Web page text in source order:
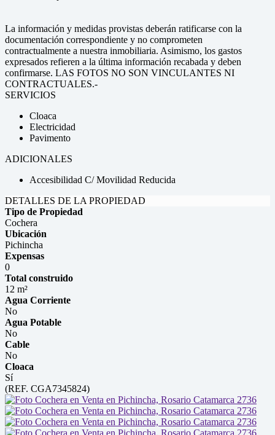
La información y medidas provistas deberán ratificarse con la
documentación correspondiente y no comprometen
contractualmente a nuestra inmobiliaria. Asimismo, los gastos
expresados refieren a la última información recabada y deben
confirmarse. LAS FOTOS NO SON VINCULANTES NI
CONTRACTUALES.-
SERVICIOS
Cloaca
Electricidad
Pavimento
ADICIONALES
Accesibilidad C/ Movilidad Reducida
DETALLES DE LA PROPIEDAD
Tipo de Propiedad
Cochera
Ubicación
Pichincha
Expensas
0
Total construido
12 m²
Agua Corriente
No
Agua Potable
No
Cable
No
Cloaca
Sí
(REF. CGA7345824)